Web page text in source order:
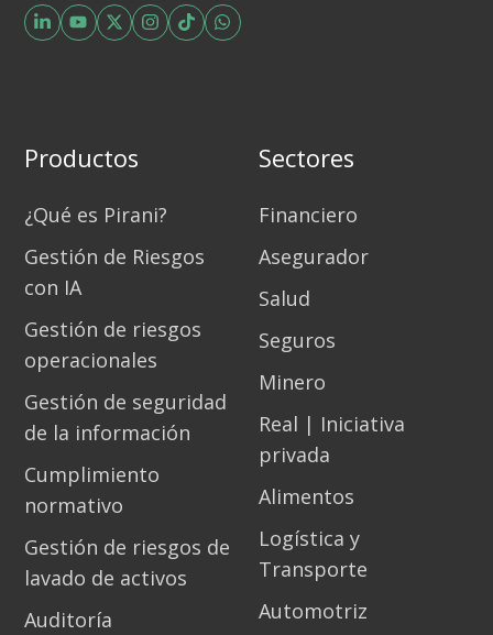
Productos
¿Qué es Pirani?
Gestión de Riesgos
con IA
Gestión de riesgos
operacionales
Gestión de seguridad
de la información
Cumplimiento
normativo
Gestión de riesgos de
lavado de activos
Auditoría
Sectores
Financiero
Asegurador
Salud
Seguros
Minero
Real | Iniciativa
privada
Alimentos
Logística y
Transporte
Automotriz